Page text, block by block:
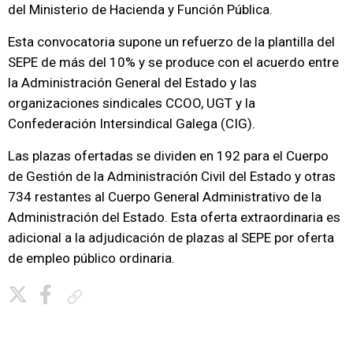
del Ministerio de Hacienda y Función Pública.
Esta convocatoria supone un refuerzo de la plantilla del
SEPE de más del 10% y se produce con el acuerdo entre
la Administración General del Estado y las
organizaciones sindicales CCOO, UGT y la
Confederación Intersindical Galega (CIG).
Las plazas ofertadas se dividen en 192 para el Cuerpo
de Gestión de la Administración Civil del Estado y otras
734 restantes al Cuerpo General Administrativo de la
Administración del Estado. Esta oferta extraordinaria es
adicional a la adjudicación de plazas al SEPE por oferta
de empleo público ordinaria.